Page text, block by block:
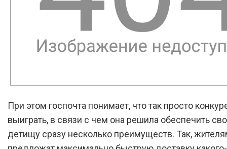
При этом госпочта понимает, что так просто
выиграть, в связи с чем она решила обеспечить
детищу сразу несколько преимуществ. Так,